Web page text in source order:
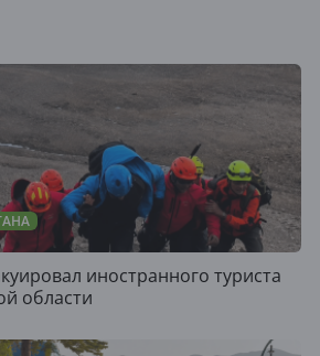
иностранного туриста
области